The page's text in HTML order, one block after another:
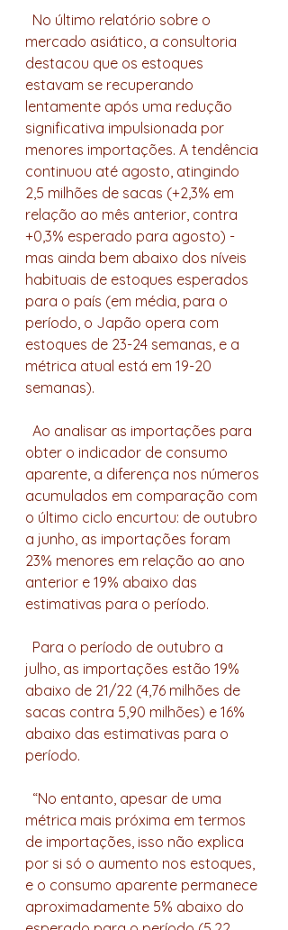
mercado asiático, a consultoria
destacou que os estoques
estavam se recuperando
lentamente após uma redução
significativa impulsionada por
menores importações. A tendência
continuou até agosto, atingindo
2,5 milhões de sacas (+2,3% em
relação ao mês anterior, contra
+0,3% esperado para agosto) -
mas ainda bem abaixo dos níveis
habituais de estoques esperados
para o país (em média, para o
período, o Japão opera com
estoques de 23-24 semanas, e a
métrica atual está em 19-20
semanas).
obter o indicador de consumo
aparente, a diferença nos números
acumulados em comparação com
o último ciclo encurtou: de outubro
a junho, as importações foram
23% menores em relação ao ano
anterior e 19% abaixo das
estimativas para o período.
julho, as importações estão 19%
abaixo de 21/22 (4,76 milhões de
sacas contra 5,90 milhões) e 16%
abaixo das estimativas para o
período.
métrica mais próxima em termos
de importações, isso não explica
por si só o aumento nos estoques,
e o consumo aparente permanece
aproximadamente 5% abaixo do